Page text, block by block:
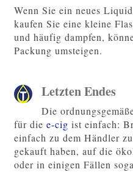
Wenn Sie ein neues
kaufen Sie eine kleine
und häufig dampfen,
Packung umsteigen.
Letzten Endes
Die
für die e-cig ist einfach:
einfach zu dem Händler
gekauft haben, auf die
oder in einigen Fällen